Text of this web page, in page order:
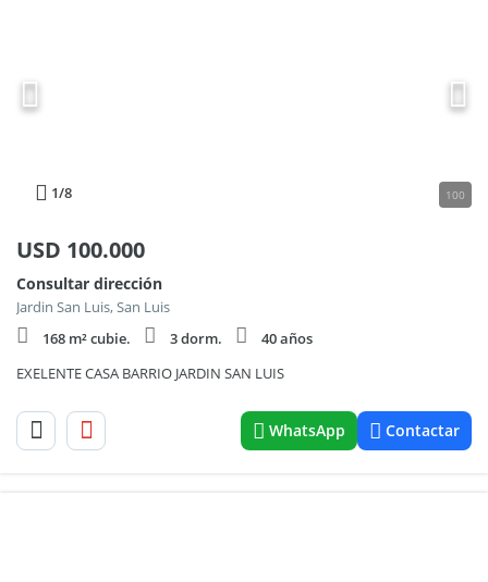
1/8 100
USD 100.000
Consultar dirección
Jardin San Luis, San Luis
168 m² cubie.
3 dorm.
40 años
EXELENTE CASA BARRIO JARDIN SAN LUIS
WhatsApp Contactar